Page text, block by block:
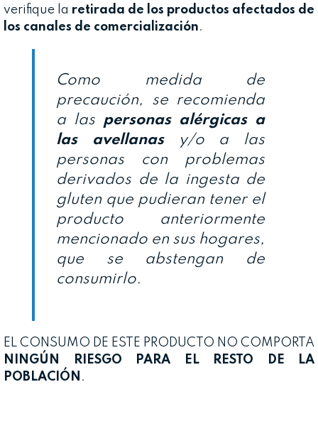
verifique la retirada de los productos afectados de
los canales de comercialización.
Como medida de
precaución, se recomienda
a las personas alérgicas a
las avellanasy/o a las
personas con problemas
derivados de la ingesta de
gluten que pudieran tener el
producto anteriormente
mencionado en sus hogares,
que se abstengan de
consumirlo.
EL CONSUMO DE ESTE PRODUCTO NO COMPORTA
NINGÚN RIESGO PARA EL RESTO DE LA
POBLACIÓN .